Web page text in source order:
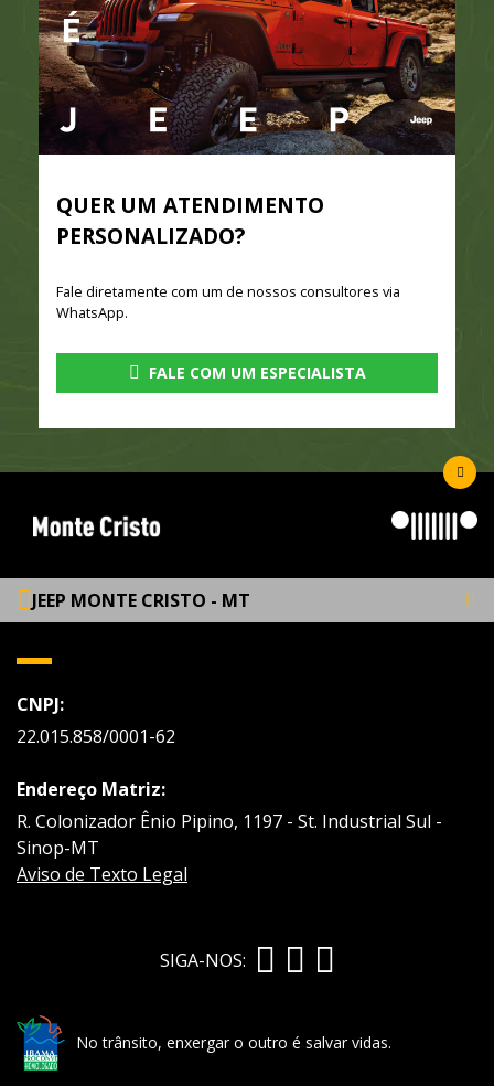
QUER UM ATENDIMENTO
PERSONALIZADO?
Fale diretamente com um de nossos consultores via
WhatsApp.
FALE COM UM ESPECIALISTA
JEEP MONTE CRISTO - MT
CNPJ:
22.015.858/0001-62
Endereço Matriz:
R. Colonizador Ênio Pipino, 1197 - St. Industrial Sul -
Sinop-MT
Aviso de Texto Legal
SIGA-NOS:
No trânsito, enxergar o outro é salvar vidas.